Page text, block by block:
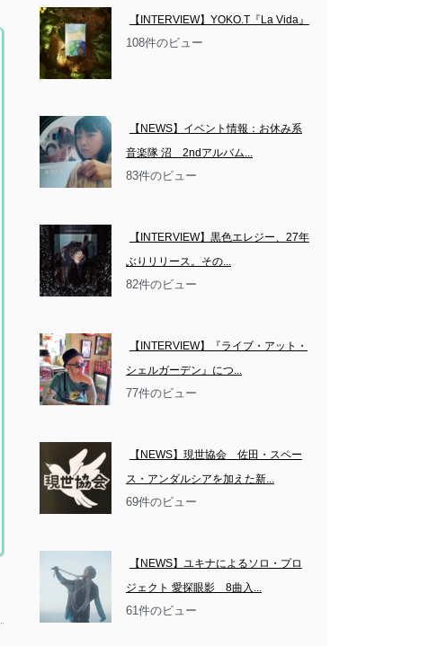
【INTERVIEW】YOKO.T『La Vida』
108件のビュー
【NEWS】イベント情報：お休み系
音楽隊 沼　2ndアルバム...
83件のビュー
【INTERVIEW】黒色エレジー、27年
ぶりリリース。その...
82件のビュー
【INTERVIEW】『ライブ・アット・
シェルガーデン』につ...
77件のビュー
【NEWS】現世協会　佐田・スペー
ス・アンダルシアを加えた新...
69件のビュー
【NEWS】ユキナによるソロ・プロ
ジェクト 愛探眼影　8曲入...
61件のビュー